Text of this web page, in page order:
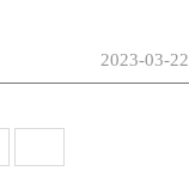
2023-03-22